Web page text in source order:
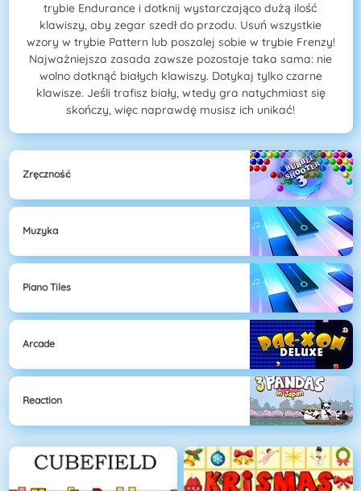
trybie Endurance i dotknij wystarczająco dużą ilość
klawiszy, aby zegar szedł do przodu. Usuń wszystkie
wzory w trybie Pattern lub poszalej sobie w trybie Frenzy!
Najważniejsza zasada zawsze pozostaje taka sama: nie
wolno dotknąć białych klawiszy. Dotykaj tylko czarne
klawisze. Jeśli trafisz biały, wtedy gra natychmiast się
skończy, więc naprawdę musisz ich unikać!
Zręczność
Muzyka
Piano Tiles
Arcade
Reaction